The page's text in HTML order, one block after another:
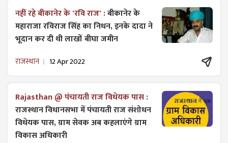
नहीं रहे बीकानेर के 'रवि राज' :बीकानेर के
महाराजा रविराज सिंह का निधन, इनके दादा ने
भूदान कर दी थी लाखों बीघा जमीन
राजस्थान 12 Apr 2022
Rajasthan @ पंचायती राज विधेयक पास :
राजस्थान विधानसभा में पंचायती राज ​संशोधन
विधेयक पास, ग्राम सेवक अब कहलाएंगे ग्राम
विकास अधिकारी